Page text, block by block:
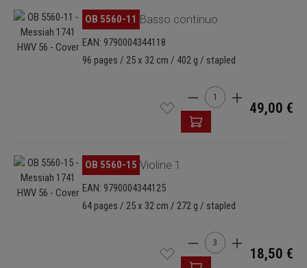
Skip image gallery OB 5560-11 Basso continuo
EAN: 9790004344118
96 pages / 25 x 32 cm / 402 g / stapled
Product Quantity:
49,00 €
Skip image gallery OB 5560-15 Violine 1
EAN: 9790004344125
64 pages / 25 x 32 cm / 272 g / stapled
Product Quantity:
18,50 €